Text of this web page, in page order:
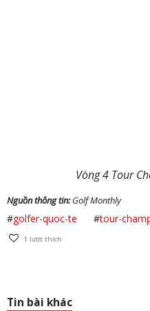
Vòng 4 Tour
Nguồn thông tin:Golf Monthly
#golfer-quoc-te #tour-
1 lượt thích
Tin bài khác